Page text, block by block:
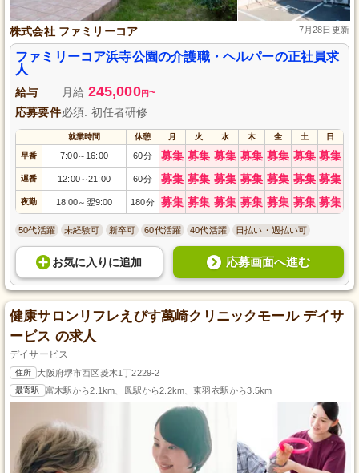
株式会社 ファミリーコア 7月28日更新
ファミリーコア浜寺公園の介護職・ヘルパーの正社員求
人
給与 月給 245,000円~
応募要件必須: 初任者研修
就業時間 休憩 月 火 水 木 金 土 日
早番 7:00～ 16:00 60分 募集 募集 募集 募集 募集 募集 募集
遅番 12:00～21:00 60分 募集 募集 募集 募集 募集 募集 募集
夜勤 18:00～ 翌9:00 180分 募集 募集 募集 募集 募集 募集 募集
50代活躍 未経験可 新卒可 60代活躍 40代活躍 日払い・週払い可
お気に入り に追加 応募画面へ進む
健康サロンリフレえびす萬崎クリニックモール デイサ
ービス の求人
デイサービス
住所 大阪府堺市西区菱木1丁2229-2
最寄駅 富木駅から2.1km、鳳駅から2.2km、東羽衣駅から3.5km